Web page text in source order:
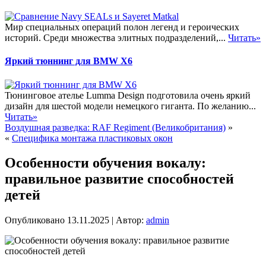
Мир специальных операций полон легенд и героических
историй. Среди множества элитных подразделений,... Читать»
Яркий тюннинг для BMW X6
Тюнинговое ателье Lumma Design подготовила очень яркий
дизайн для шестой модели немецкого гиганта. По желанию...
Читать»
Воздушная разведка: RAF Regiment (Великобритания) »
« Специфика монтажа пластиковых окон
Особенности обучения вокалу:
правильное развитие способностей
детей
Опубликовано 13.11.2025 | Автор: admin